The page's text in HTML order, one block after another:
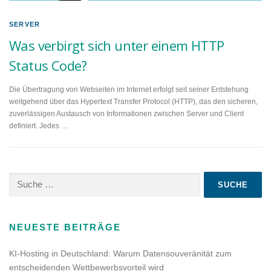
SERVER
Was verbirgt sich unter einem HTTP
Status Code?
Die Übertragung von Webseiten im Internet erfolgt seit seiner Entstehung
weitgehend über das Hypertext Transfer Protocol (HTTP), das den sicheren,
zuverlässigen Austausch von Informationen zwischen Server und Client
definiert. Jedes …
nach:
NEUESTE BEITRÄGE
KI-Hosting in Deutschland: Warum Datensouveränität zum
entscheidenden Wettbewerbsvorteil wird